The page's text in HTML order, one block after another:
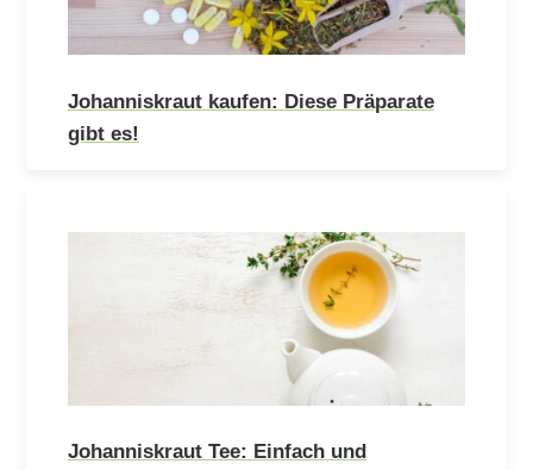
Johanniskraut kaufen: Diese Präparate
gibt es!
Johanniskraut Tee: Einfach und